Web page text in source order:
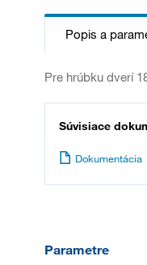
Popis a
Pre hrúbku dverí
Súvisiace
Dokumentácia
Parametre